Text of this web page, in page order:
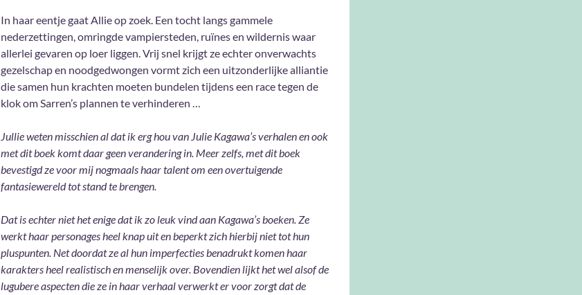
In haar eentje gaat Allie op zoek. Een tocht langs gammele
nederzettingen, omringde vampiersteden, ruïnes en wildernis waar
allerlei gevaren op loer liggen. Vrij snel krijgt ze echter onverwachts
gezelschap en noodgedwongen vormt zich een uitzonderlijke alliantie
die samen hun krachten moeten bundelen tijdens een race tegen de
klok om Sarren’s plannen te verhinderen …
Jullie weten misschien al dat ik erg hou van Julie Kagawa’s verhalen en ook
met dit boek komt daar geen verandering in. Meer zelfs, met dit boek
bevestigd ze voor mij nogmaals haar talent om een overtuigende
fantasiewereld tot stand te brengen.
Dat is echter niet het enige dat ik zo leuk vind aan Kagawa’s boeken. Ze
werkt haar personages heel knap uit en beperkt zich hierbij niet tot hun
pluspunten. Net doordat ze al hun imperfecties benadrukt komen haar
karakters heel realistisch en menselijk over. Bovendien lijkt het wel alsof de
lugubere aspecten die ze in haar verhaal verwerkt er voor zorgt dat de